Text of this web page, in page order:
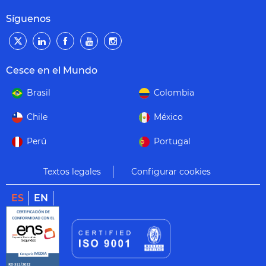
Síguenos
Cesce en el Mundo
Brasil Colombia
Chile México
Perú Portugal
Textos legales Configurar cookies
ES EN